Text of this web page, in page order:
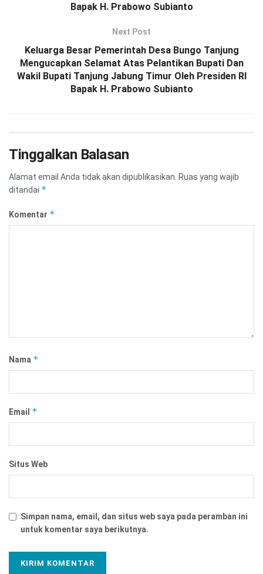
Bapak H. Prabowo Subianto
Next Post
Keluarga Besar Pemerintah Desa Bungo Tanjung
Mengucapkan Selamat Atas Pelantikan Bupati Dan
Wakil Bupati Tanjung Jabung Timur Oleh Presiden RI
Bapak H. Prabowo Subianto
Tinggalkan Balasan
Alamat email Anda tidak akan dipublikasikan. Ruas yang wajib
ditandai *
Komentar *
Nama *
Email *
Situs Web
Simpan nama, email, dan situs web saya pada peramban ini
untuk komentar saya berikutnya.